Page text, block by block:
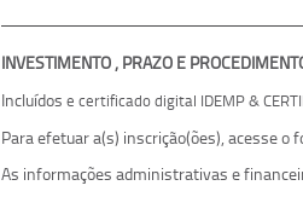
INVESTIMENTO , PRAZO E
Incluídos e certificado digital IDEMP &
Para efetuar a(s) inscrição(ões), acesse o
As informações administrativas e